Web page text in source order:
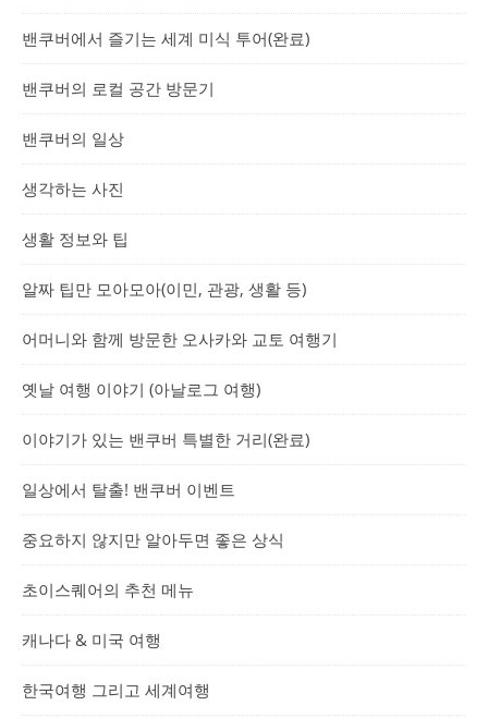
밴쿠버에서 즐기는 세계 미식 투어(완료)
밴쿠버의 로컬 공간 방문기
밴쿠버의 일상
생각하는 사진
생활 정보와 팁
알짜 팁만 모아모아(이민, 관광, 생활 등)
어머니와 함께 방문한 오사카와 교토 여행기
옛날 여행 이야기 (아날로그 여행)
이야기가 있는 밴쿠버 특별한 거리(완료)
일상에서 탈출! 밴쿠버 이벤트
중요하지 않지만 알아두면 좋은 상식
초이스퀘어의 추천 메뉴
캐나다 & 미국 여행
한국여행 그리고 세계여행